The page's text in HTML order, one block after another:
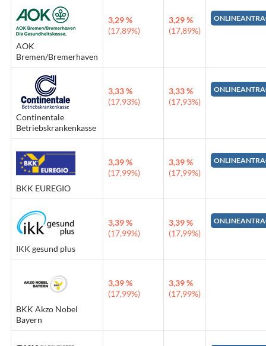
AOK
Bremen/Bremerhaven
3,29 %
(17,89%)
3,29 %
(17,89%)
Continentale
Betriebskrankenkasse
3,33 %
(17,93%)
3,33 %
(17,93%)
BKK EUREGIO
3,39 %
(17,99%)
3,39 %
(17,99%)
IKK gesund plus
3,39 %
(17,99%)
3,39 %
(17,99%)
BKK Akzo Nobel
Bayern
3,39 %
(17,99%)
3,39 %
(17,99%)